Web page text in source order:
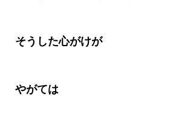
そうした心がけが
やがては